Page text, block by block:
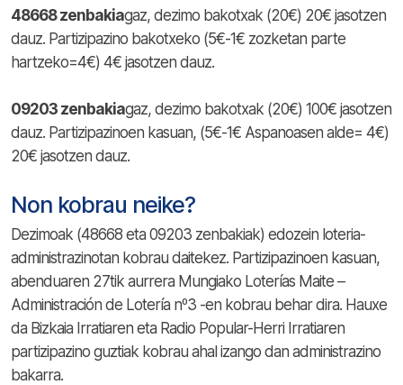
48668 zenbakiagaz, dezimo bakotxak (20€) 20€ jasotzen
dauz. Partizipazino bakotxeko (5€-1€ zozketan parte
hartzeko=4€) 4€ jasotzen dauz.
09203 zenbakiagaz, dezimo bakotxak (20€) 100€ jasotzen
dauz. Partizipazinoen kasuan, (5€-1€ Aspanoasen alde= 4€)
20€ jasotzen dauz.
Non kobrau neike?
Dezimoak (48668 eta 09203 zenbakiak) edozein loteria-
administrazinotan kobrau daitekez. Partizipazinoen kasuan,
abenduaren 27tik aurrera Mungiako Loterías Maite –
Administración de Lotería nº3 -en kobrau behar dira. Hauxe
da Bizkaia Irratiaren eta Radio Popular-Herri Irratiaren
partizipazino guztiak kobrau ahal izango dan administrazino
bakarra.